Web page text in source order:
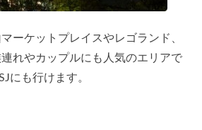
ーケットプレイスやレゴランド、
れやカップルにも人気のエリアで
にも行けます。